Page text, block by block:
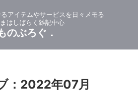
アイテムやサービスを日々メモる
はしばらく雑記中心
のぶろぐ．
：2022年07月